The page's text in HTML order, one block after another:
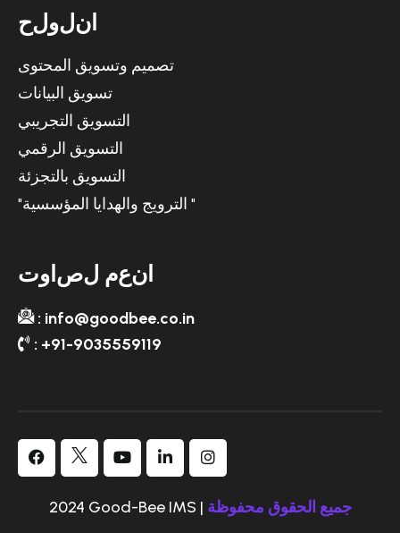
حلولن
تصميم وتسويق المحتوى
تسويق البيانات
التسويق التجريبي
التسويق الرقمي
التسويق بالتجزئة
"الترويج والهدايا المؤسسية "
تو صل معن
: info@goodbee.co.in
: +91-9035559119
2024 Good-Bee IMS | جميع الحقوق محفوظة